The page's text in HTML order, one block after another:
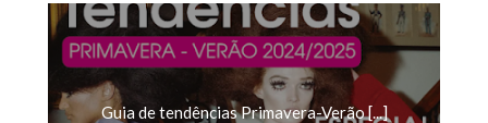
Guia de tendências Primavera-Verão [...]